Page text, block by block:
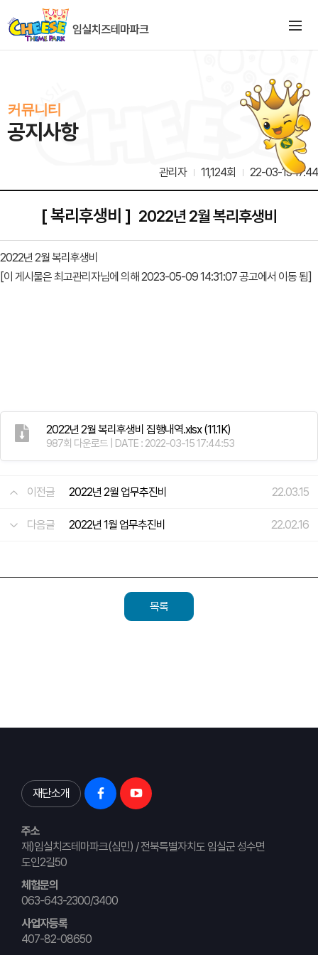
커뮤니티
공지사항
관리자 11,124회 22-03-15 17:44
[ 복리후생비 ] 2022년 2월 복리후생비
2022년 2월 복리후생비
[이 게시물은 최고관리자님에 의해 2023-05-09 14:31:07 공고에서 이동 됨]
2022년 2월 복리후생비 집행내역.xlsx(11.1K)
987회 다운로드 | DATE : 2022-03-15 17:44:53
이전글 2022년 2월 업무추진비 22.03.15
다음글 2022년 1월 업무추진비 22.02.16
목록
재단소개
주소
재)임실치즈테마파크(심민) / 전북특별자치도 임실군 성수면
도인2길50
체험문의
063-643-2300/3400
사업자등록
407-82-08650